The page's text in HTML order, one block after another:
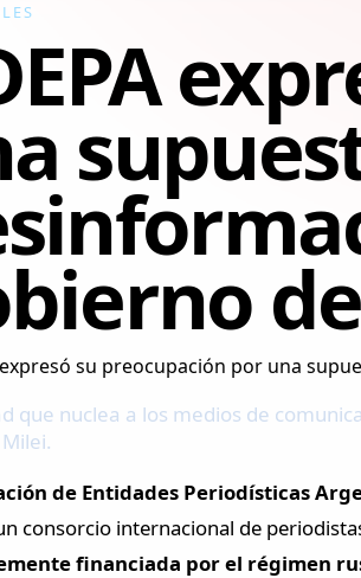
que nuclea a los medios de
de Entidades Periodísticas
consorcio internacional de
financiada por el régimen